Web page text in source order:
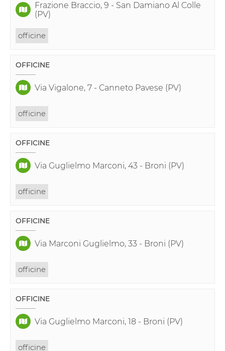
Frazione Braccio, 9 - San Damiano Al Colle
(PV)
officine
OFFICINE
Via Vigalone, 7 - Canneto Pavese (PV)
officine
OFFICINE
Via Guglielmo Marconi, 43 - Broni (PV)
officine
OFFICINE
Via Marconi Guglielmo, 33 - Broni (PV)
officine
OFFICINE
Via Guglielmo Marconi, 18 - Broni (PV)
officine